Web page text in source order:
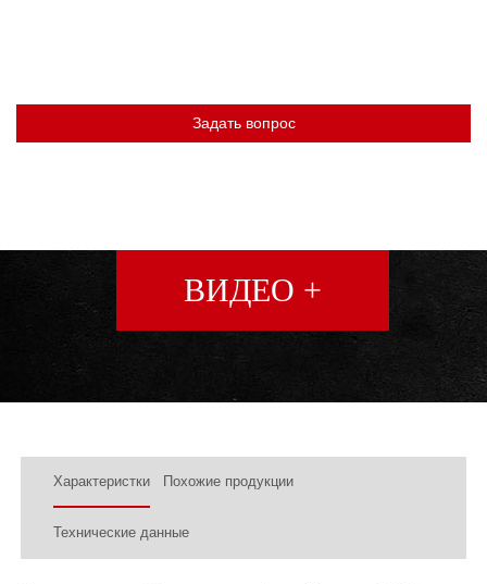
Задать вопрос
ВИДЕО +
Характеристки Похожие продукции
Технические данные